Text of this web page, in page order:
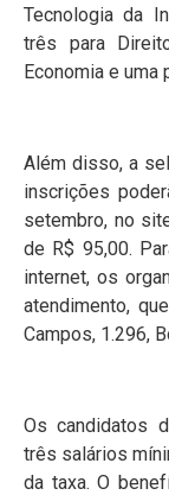
Tecnologia da
três para
Economia e uma
Além disso, a
inscrições
setembro, no
de R$ 95,00.
internet, os
atendimento,
Campos, 1.296,
Os candidatos
três salários
da taxa. O